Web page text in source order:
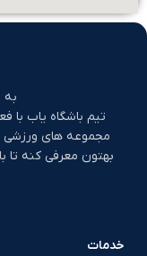
به
تیم باشگاه یاب با
مجموعه های ورزشی
بهتون معرفی کنه تا
خدمات